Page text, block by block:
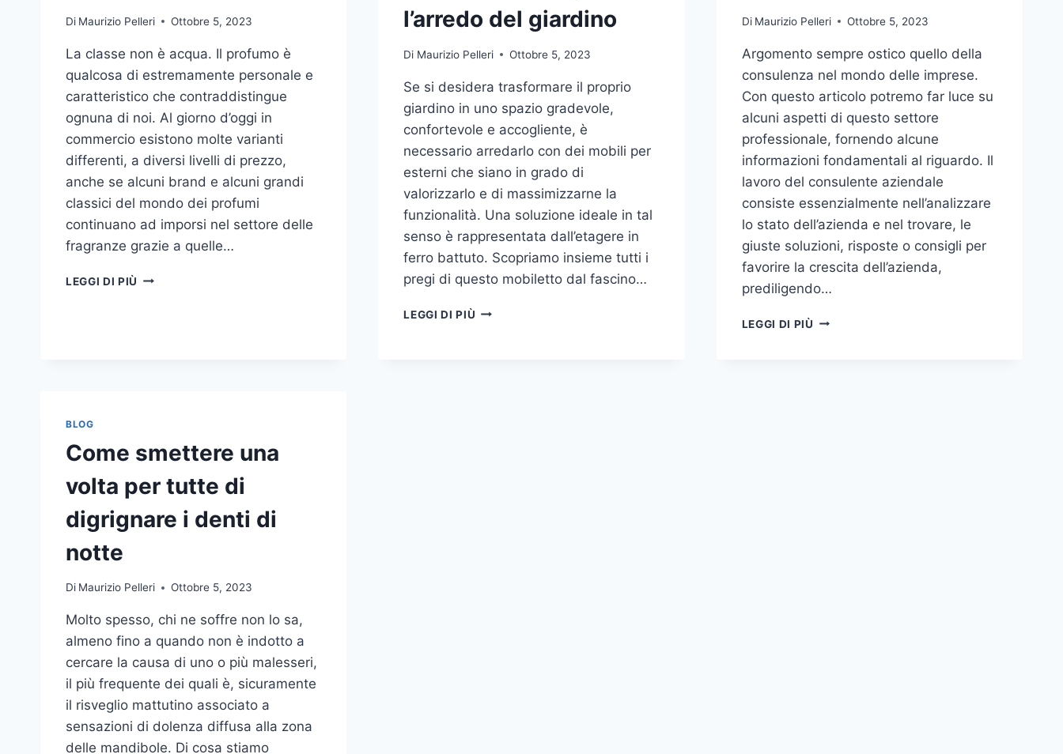
Di Maurizio Pelleri Ottobre 5, 2023
La classe non è acqua. Il profumo è
qualcosa di estremamente personale e
caratteristico che contraddistingue
ognuna di noi. Al giorno d’oggi in
commercio esistono molte varianti
differenti, a diversi livelli di prezzo,
anche se alcuni brand e alcuni grandi
classici del mondo dei profumi
continuano ad imporsi nel settore delle
fragranze grazie a quelle…
LEGGI DI PIÙ
l’arredo del giardino
Di Maurizio Pelleri Ottobre 5, 2023
Se si desidera trasformare il proprio
giardino in uno spazio gradevole,
confortevole e accogliente, è
necessario arredarlo con dei mobili per
esterni che siano in grado di
valorizzarlo e di massimizzarne la
funzionalità. Una soluzione ideale in tal
senso è rappresentata dall’etagere in
ferro battuto. Scopriamo insieme tutti i
pregi di questo mobiletto dal fascino…
LEGGI DI PIÙ ETAGERE
Di Maurizio Pelleri Ottobre 5, 2023
Argomento sempre ostico quello della
consulenza nel mondo delle imprese.
Con questo articolo potremo far luce su
alcuni aspetti di questo settore
professionale, fornendo alcune
informazioni fondamentali al riguardo. Il
lavoro del consulente aziendale
consiste essenzialmente nell’analizzare
lo stato dell’azienda e nel trovare, le
giuste soluzioni, risposte o consigli per
favorire la crescita dell’azienda,
prediligendo…
LEGGI DI PIÙ IL
BLOG
Come smettere una
volta per tutte di
digrignare i denti di
notte
Di Maurizio Pelleri Ottobre 5, 2023
Molto spesso, chi ne soffre non lo sa,
almeno fino a quando non è indotto a
cercare la causa di uno o più malesseri,
il più frequente dei quali è, sicuramente
il risveglio mattutino associato a
sensazioni di dolenza diffusa alla zona
delle mandibole. Di cosa stiamo